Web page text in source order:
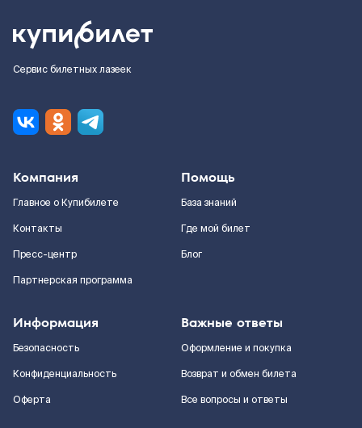
Сервис билетных лазеек
Компания
Главное о Купибилете
Контакты
Пресс-центр
Партнерская программа
Помощь
База знаний
Где мой билет
Блог
Информация
Безопасность
Конфиденциальность
Оферта
Важные ответы
Оформление и покупка
Возврат и обмен билета
Все вопросы и ответы